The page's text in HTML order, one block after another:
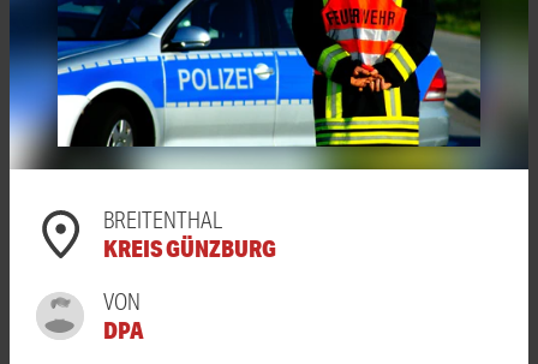
BREITENTHAL
KREIS GÜNZBURG
VON
DPA